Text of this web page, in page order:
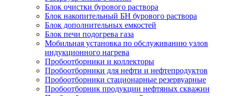
Блок очистки бурового раствора
Блок накопительный БН бурового раствора
Блок дополнительных емкостей
Блок печи подогрева газа
Мобильная установка по обслуживанию узлов
индукционного нагрева
Пробоотборники и коллекторы
Пробоотборники для нефти и нефтепродуктов
Пробоотборники стационарные резервуарные
Пробоотборник продукции нефтяных скважин